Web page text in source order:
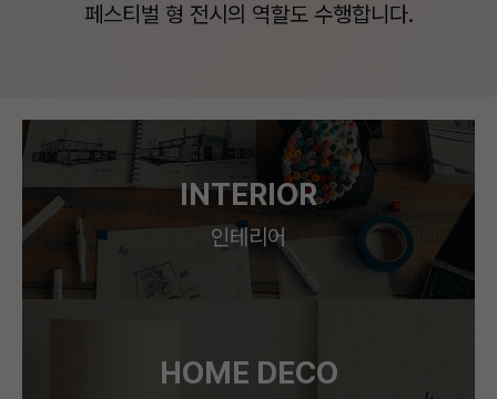
페스티벌 형 전시의 역할도 수행합니다.
INTERIOR
인테리어
HOME DECO